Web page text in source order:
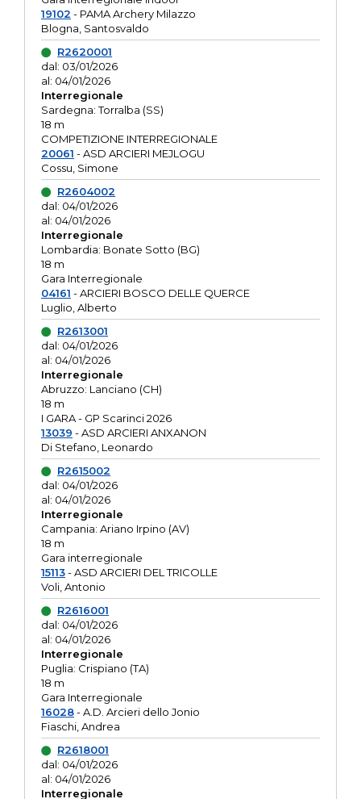
19102 - PAMA Archery Milazzo
Blogna, Santosvaldo
R2620001
dal: 03/01/2026
al: 04/01/2026
Interregionale
Sardegna: Torralba (SS)
18 m
COMPETIZIONE INTERREGIONALE
20061 - ASD ARCIERI MEJLOGU
Cossu, Simone
R2604002
dal: 04/01/2026
al: 04/01/2026
Interregionale
Lombardia: Bonate Sotto (BG)
18 m
Gara Interregionale
04161 - ARCIERI BOSCO DELLE QUERCE
Luglio, Alberto
R2613001
dal: 04/01/2026
al: 04/01/2026
Interregionale
Abruzzo: Lanciano (CH)
18 m
I GARA - GP Scarinci 2026
13039 - ASD ARCIERI ANXANON
Di Stefano, Leonardo
R2615002
dal: 04/01/2026
al: 04/01/2026
Interregionale
Campania: Ariano Irpino (AV)
18 m
Gara interregionale
15113- ASD ARCIERI DEL TRICOLLE
Voli, Antonio
R2616001
dal: 04/01/2026
al: 04/01/2026
Interregionale
Puglia: Crispiano (TA)
18 m
Gara Interregionale
16028- A.D. Arcieri dello Jonio
Fiaschi, Andrea
R2618001
dal: 04/01/2026
al: 04/01/2026
Interregionale